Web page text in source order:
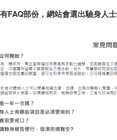
FAQ部份，網站會選出驗身人